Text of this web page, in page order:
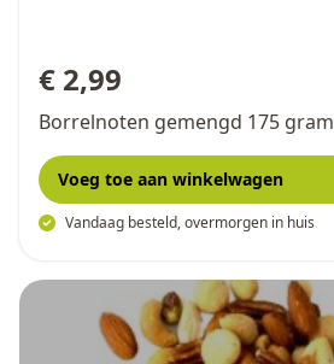
€ 2,99
Borrelnoten gemengd 175 gram
Vandaag besteld, overmorgen in huis
Voeg toe aan winkelwagen